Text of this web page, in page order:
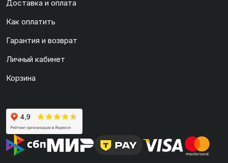
Доставка и оплата
Как оплатить
Гарантия и возврат
Личный кабинет
Корзина